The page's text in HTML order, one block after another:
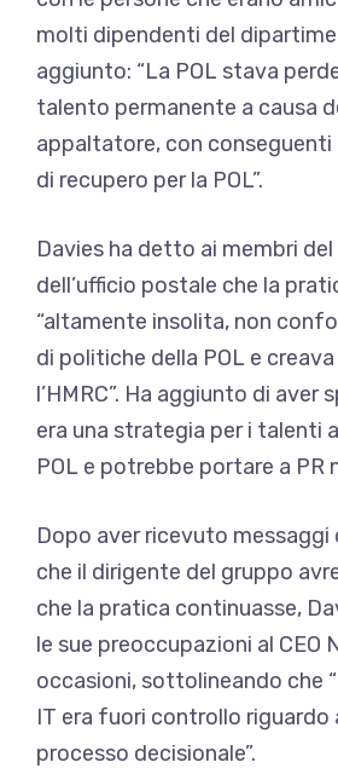
molti dipendenti del
aggiunto: “La POL stava
talento permanente a causa
appaltatore, con
di recupero per la POL”.
Davies ha detto ai membri
dell’ufficio postale che la
“altamente insolita, non
di politiche della POL e
l’HMRC”. Ha aggiunto di aver
era una strategia per i talenti
POL e potrebbe portare a PR
Dopo aver ricevuto messaggi
che il dirigente del gruppo
che la pratica continuasse,
le sue preoccupazioni al CEO
occasioni, sottolineando che
IT era fuori controllo riguardo
processo decisionale”.